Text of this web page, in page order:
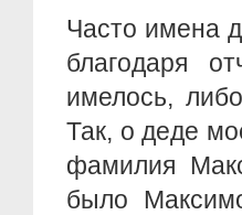
Часто имена
благодаря
имелось,
Так, о деде
фамилия
было